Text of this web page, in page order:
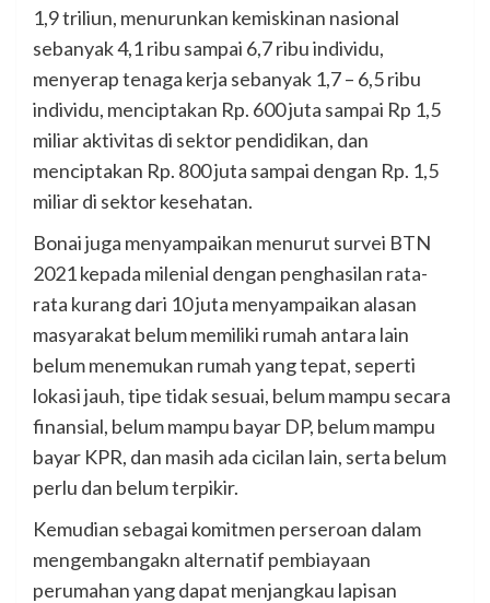
1,9 triliun, menurunkan kemiskinan nasional
sebanyak 4,1 ribu sampai 6,7 ribu individu,
menyerap tenaga kerja sebanyak 1,7 – 6,5 ribu
individu, menciptakan Rp. 600 juta sampai Rp 1,5
miliar aktivitas di sektor pendidikan, dan
menciptakan Rp. 800 juta sampai dengan Rp. 1,5
miliar di sektor kesehatan.
Bonai juga menyampaikan menurut survei BTN
2021 kepada milenial dengan penghasilan rata-
rata kurang dari 10 juta menyampaikan alasan
masyarakat belum memiliki rumah antara lain
belum menemukan rumah yang tepat, seperti
lokasi jauh, tipe tidak sesuai, belum mampu secara
finansial, belum mampu bayar DP, belum mampu
bayar KPR, dan masih ada cicilan lain, serta belum
perlu dan belum terpikir.
Kemudian sebagai komitmen perseroan dalam
mengembangakn alternatif pembiayaan
perumahan yang dapat menjangkau lapisan